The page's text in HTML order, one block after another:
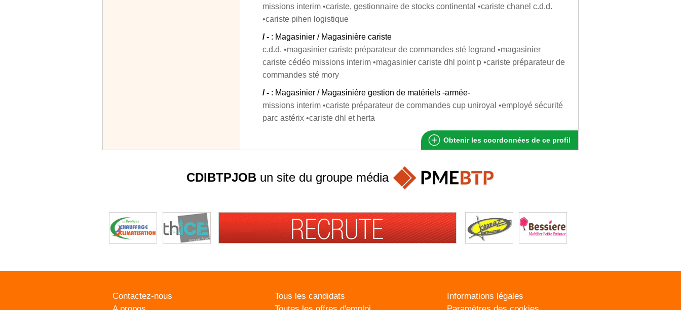
missions interim •cariste, gestionnaire de stocks continental •cariste chanel c.d.d.
•cariste pihen logistique
/ - : Magasinier / Magasinière cariste
c.d.d. •magasinier cariste préparateur de commandes sté legrand •magasinier
cariste cédéo missions interim •magasinier cariste dhl point p •cariste préparateur de
commandes sté mory
/ - : Magasinier / Magasinière gestion de matériels -armée-
missions interim •cariste préparateur de commandes cup uniroyal •employé sécurité
parc astérix •cariste dhl et herta
Obtenir les coordonnées de ce profil
CDIBTPJOBun site du groupe média
Contactez-nous
Tous les candidats
Informations légales